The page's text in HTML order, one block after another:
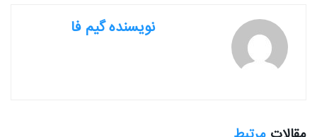
نویسنده گیم فا